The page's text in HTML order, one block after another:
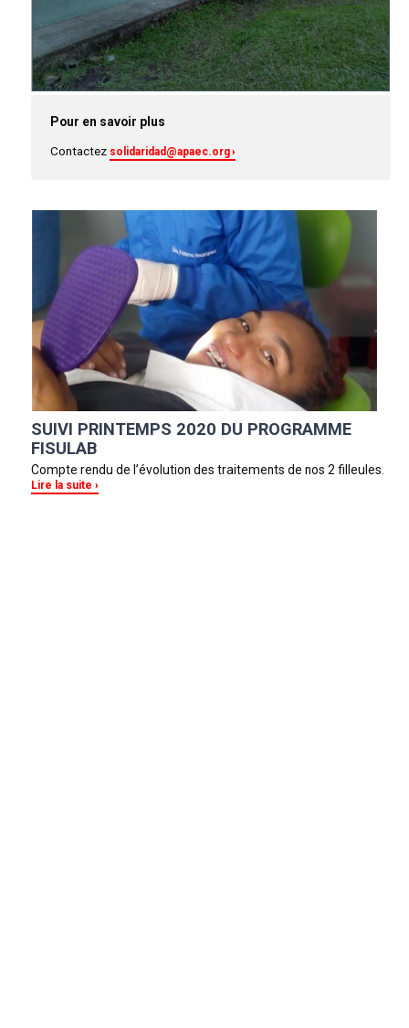
Pour en savoir plus
Contactez solidaridad@apaec.org
SUIVI PRINTEMPS 2020 DU PROGRAMME
FISULAB
Compte rendu de l’évolution des traitements de nos 2 filleules.
Lire la suite